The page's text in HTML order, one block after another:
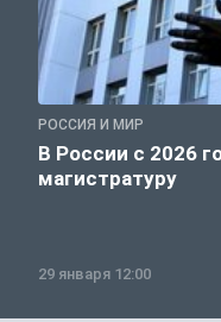
РОССИЯ И МИР
В России с 2026
магистратуру
29 января 12:00